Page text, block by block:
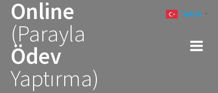
Online
(Parayla
Ödev
Yaptırma)
Turkish ▼